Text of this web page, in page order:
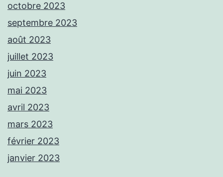
octobre 2023
septembre 2023
août 2023
juillet 2023
juin 2023
mai 2023
avril 2023
mars 2023
février 2023
janvier 2023